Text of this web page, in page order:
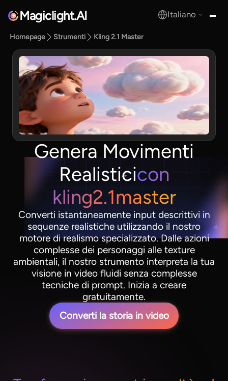
Magiclight.AI Italiano
Homepage Strumenti Kling 2.1 Master
Genera Movimenti
Realisticicon
kling2.1master
Converti istantaneamente input descrittivi in
sequenze realistiche utilizzando il nostro
motore di realismo specializzato. Dalle azioni
complesse dei personaggi alle texture
ambientali, il nostro strumento interpreta la tua
visione in video fluidi senza complesse
tecniche di prompt. Inizia a creare
gratuitamente.
Converti la storia in video